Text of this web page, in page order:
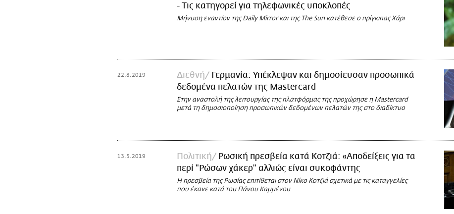
- Τις κατηγορεί για τηλεφωνικές υποκλοπές
Μήνυση εναντίον της Daily Mirror και της The Sun κατέθεσε ο πρίγκιπας Χάρι
22.8.2019 Διεθνή
Γερμανία: Υπέκλεψαν και δημοσίευσαν προσωπικά
δεδομένα πελατών της Mastercard
Στην αναστολή της λειτουργίας της πλατφόρμας της προχώρησε η Mastercard
μετά τη δημοσιοποίηση προσωπικών δεδομένων πελατών της στο διαδίκτυο
13.5.2019 Πολιτική
Ρωσική πρεσβεία κατά Κοτζιά: «Αποδείξεις για τα
περί "Ρώσων χάκερ" αλλιώς είναι συκοφάντης
Η πρεσβεία της Ρωσίας επιτίθεται στον Νίκο Κοτζιά σχετικά με τις καταγγελίες
που έκανε κατά του Πάνου Καμμένου